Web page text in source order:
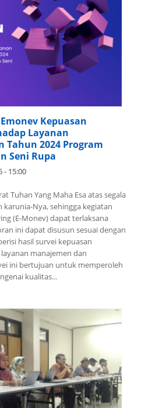
Kepuasan
Layanan
Tahun 2024 Program
Seni Rupa
- 15:00
Tuhan Yang Maha Esa atas segala
Nya, sehingga kegiatan
(E-Monev) dapat terlaksana
ini dapat disusun sesuai dengan
hasil survei kepuasan
manajemen dan
ini bertujuan untuk memperoleh
kualitas...